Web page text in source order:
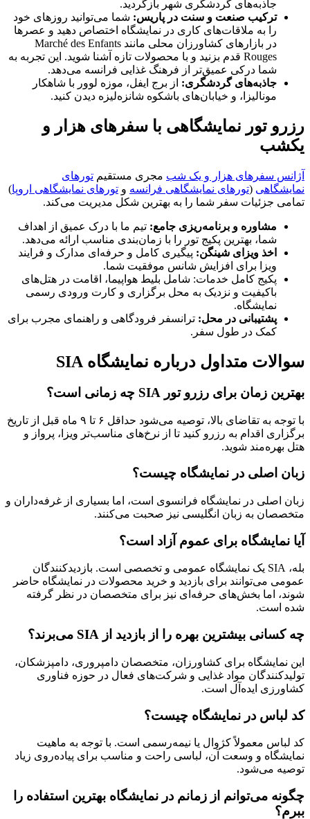
جاذبه‌های گردشگری شهر بازگردید.
ترکیب صنعت و سنت در پاریس: شما می‌توانید روزهای خود
را به ملاقات‌های کاری در نمایشگاه اختصاص دهید و عصرها
در بازارهای کشاورزان محلی مانند Marché des Enfants
Rouges قدم بزنید و با محصولات تازه آشنا شوید. این تجربه به
شما درکی عمیق‌تر از فرهنگ غذایی فرانسه می‌دهد.
جاذبه‌های گردشگری: از برج ایفل، موزه لوور با شاهکار
مونالیزا، و خیابان‌های باشکوه شانزه‌لیزه دیدن کنید.
رزرو تور نمایشگاهی با سفرهای هزار و
یکشب
آژانس سفرهای هزار و یک شب مجری مستقیم تورهای
نمایشگاهی (تورهای نمایشگاهی فرانسه و تورهای نمایشگاهی اروپا)
تمامی جزئیات سفر شما را به بهترین شکل مدیریت می‌کند.
مشاوره و برنامه‌ریزی جامع: تیم ما با درک عمیق از اهداف
شما، بهترین پکیج تور را با زمان‌بندی مناسب ارائه می‌دهد.
اخذ ویزای شینگن: پیگیری کامل و حرفه‌ای مدارک و فرایند
ویزا برای افزایش شانس موفقیت شما.
پکیج کامل خدمات: شامل بلیط هواپیما، اقامت در هتل‌های
باکیفیت و نزدیک به محل برگزاری و کارت ورودی رسمی
نمایشگاه.
پشتیبانی در محل: ترانسفر فرودگاهی و راهنمای مجرب برای
کمک در طول سفر.
سوالات متداول درباره نمایشگاه SIA
بهترین زمان برای رزرو تور SIA چه زمانی است؟
با توجه به تقاضای بالا، توصیه می‌شود حداقل ۶ تا ۹ ماه قبل از تاریخ
برگزاری اقدام به رزرو کنید تا از نرخ‌های مناسب‌تر ویزا، پرواز و
هتل بهره‌مند شوید.
زبان اصلی در نمایشگاه چیست؟
زبان اصلی در نمایشگاه فرانسوی است، اما بسیاری از غرفه‌داران و
متخصصان به زبان انگلیسی نیز صحبت می‌کنند.
آیا نمایشگاه برای عموم آزاد است؟
بله، SIA یک نمایشگاه عمومی و تخصصی است. بازدیدکنندگان
عمومی می‌توانند برای بازدید و خرید محصولات در نمایشگاه حاضر
شوند، اما بخش‌های حرفه‌ای نیز برای متخصصان در نظر گرفته
شده است.
چه کسانی بیشترین بهره را از بازدید از SIA می‌برند؟
این نمایشگاه برای کشاورزان، متخصصان دامپروری، دامپزشکان،
تولیدکنندگان مواد غذایی و شرکت‌های فعال در حوزه فناوری
کشاورزی ایده‌آل است.
کد لباس در نمایشگاه چیست؟
کد لباس معمولاً کژوال یا نیمه‌رسمی است. با توجه به ماهیت
نمایشگاه و وسعت آن، لباسی راحت و مناسب برای پیاده‌روی زیاد
توصیه می‌شود.
چگونه می‌توانم از زمانم در نمایشگاه بهترین استفاده را
ببرم؟